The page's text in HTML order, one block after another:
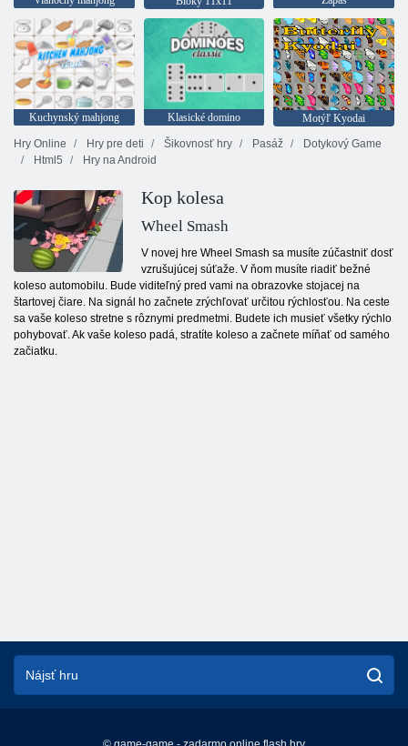
Kuchynský mahjong Klasické domino
Motýľ Kyodai
Hry Online
Hry pre deti Šikovnosť hry Pasáž
Dotykový Game
Html5
Hry na Android
Kop kolesa
Wheel Smash
V novej hre Wheel Smash sa musíte zúčastniť dosť
vzrušujúcej súťaže. V ňom musíte riadiť bežné
koleso automobilu. Bude viditeľný pred vami na obrazovke stojacej na
štartovej čiare. Na signál ho začnete zrýchľovať určitou rýchlosťou. Na ceste
sa vaše koleso stretne s rôznymi predmetmi. Budete ich musieť všetky rýchlo
pohybovať. Ak vaše koleso padá, stratíte koleso a začnete míňať od samého
začiatku.